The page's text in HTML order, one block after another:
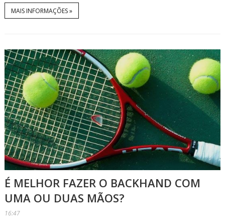
MAIS INFORMAÇÕES »
É MELHOR FAZER O BACKHAND COM
UMA OU DUAS MÃOS?
16:47